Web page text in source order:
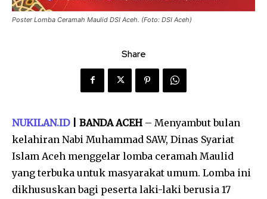
Poster Lomba Ceramah Maulid DSI Aceh. (Foto: DSI Aceh)
Share
NUKILAN.ID| BANDA ACEH – Menyambut bulan
kelahiran Nabi Muhammad SAW, Dinas Syariat
Islam Aceh menggelar lomba ceramah Maulid
yang terbuka untuk masyarakat umum. Lomba ini
dikhususkan bagi peserta laki-laki berusia 17